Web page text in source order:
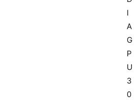
I
A
G
P
U
3
0